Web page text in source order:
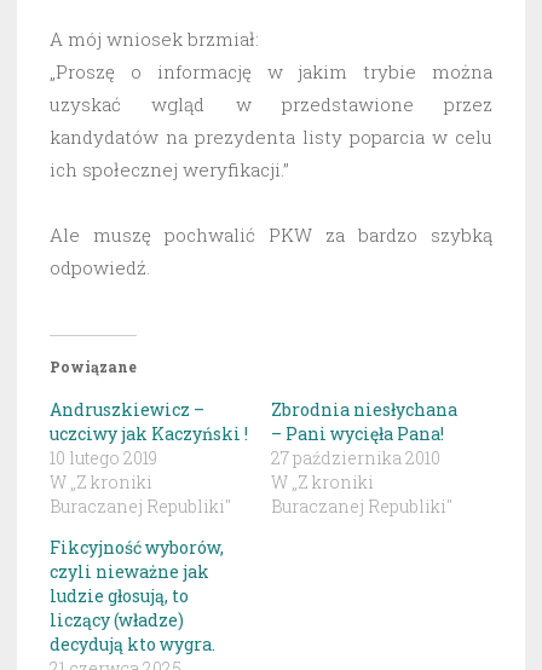
A mój wniosek brzmiał:
„Proszę o informację w jakim trybie można
uzyskać wgląd w przedstawione przez
kandydatów na prezydenta listy poparcia w celu
ich społecznej weryfikacji.”
Ale muszę pochwalić PKW za bardzo szybką
odpowiedź.
Powiązane
Andruszkiewicz –
uczciwy jak Kaczyński !
10 lutego 2019
W „Z kroniki
Buraczanej Republiki"
Zbrodnia niesłychana
– Pani wycięła Pana!
27 października 2010
W „Z kroniki
Buraczanej Republiki"
Fikcyjność wyborów,
czyli nieważne jak
ludzie głosują, to
liczący (władze)
decydują kto wygra.